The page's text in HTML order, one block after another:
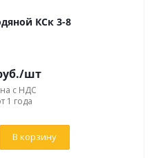
КСк 3-8
/шт
с НДС
1 года
В корзину